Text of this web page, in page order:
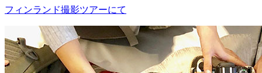
フィンランド撮影ツアーにて